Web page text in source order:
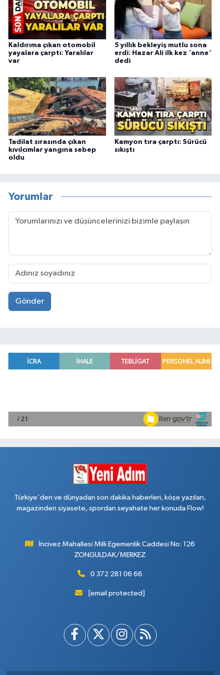
Kaldırıma çıkan otomobil
yayalara çarptı: Yaralılar
var
5 yıllık bekleyiş mutlu sona
erdi: Hazar Ali ilk kez 'anne'
dedi
Tadilat sırasında çıkan
kıvılcımlar yangına sebep
oldu
Kamyon tıra çarptı: Sürücü
sıkıştı
Yorumlar
Gönder
Türkiye'den ve dünyadan son dakika haberleri, köşe yazıları,
magazinden siyasete, spordan seyahate her konuda Flow!
İncivez Mahallesi Milli Egemenlik Caddesi No: 126
ZONGULDAK/MERKEZ
0 372 281 06 66
[email protected]